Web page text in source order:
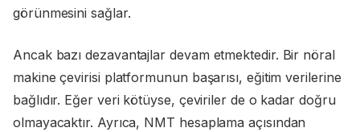
görünmesini sağlar.
Ancak bazı dezavantajlar devam etmektedir. Bir nöral
makine çevirisi platformunun başarısı, eğitim verilerine
bağlıdır. Eğer veri kötüyse, çeviriler de o kadar doğru
olmayacaktır. Ayrıca, NMT hesaplama açısından